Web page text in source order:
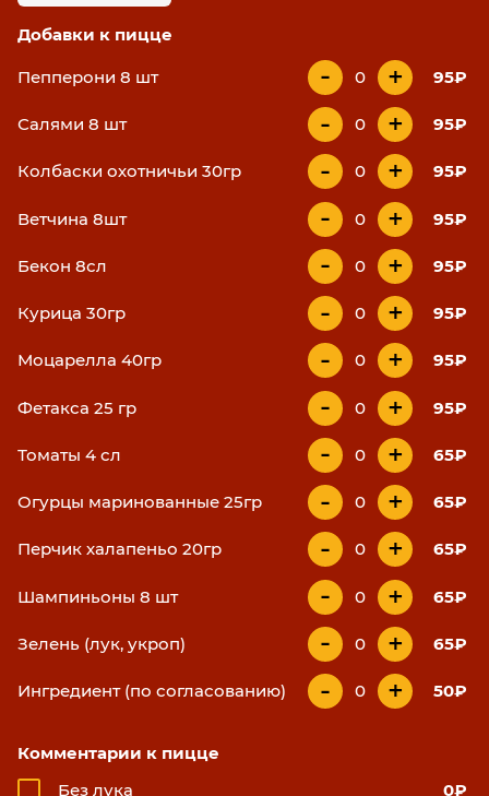
Добавки к пицце
Пепперони 8 шт - 0 + 95₽
Салями 8 шт - 0 + 95₽
Колбаски охотничьи 30гр - 0 + 95₽
Ветчина 8шт - 0 + 95₽
Бекон 8сл - 0 + 95₽
Курица 30гр - 0 + 95₽
Моцарелла 40гр - 0 + 95₽
Фетакса 25 гр - 0 + 95₽
Томаты 4 сл - 0 + 65₽
Огурцы маринованные 25гр - 0 + 65₽
Перчик халапеньо 20гр - 0 + 65₽
Шампиньоны 8 шт - 0 + 65₽
Зелень (лук, укроп) - 0 + 65₽
Ингредиент (по согласованию) - 0 + 50₽
Комментарии к пицце
Без лука
0₽